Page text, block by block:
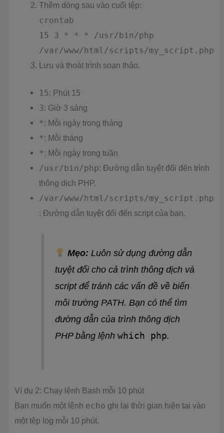
Thêm dòng sau vào cuối tệp:
crontab
15 3 * * * /usr/bin/php
/var/www/html/scripts/my_script.php
Lưu và thoát trình soạn thảo.
15: Phút 15
3: Giờ 3 sáng
*: Mỗi ngày trong tháng
*: Mỗi tháng
*: Mỗi ngày trong tuần
/usr/bin/php: Đường dẫn tuyệt đối đến trình
thông dịch PHP.
/var/www/html/scripts/my_script.php
: Đường dẫn tuyệt đối đến script của bạn.
Mẹo: Luôn sử dụng đường dẫn
tuyệt đối cho cả trình thông dịch và
script để tránh các vấn đề về biến
môi trường PATH. Bạn có thể tìm
đường dẫn của trình thông dịch
PHP bằng lệnh which php.
Ví dụ 2: Chạy lệnh Bash mỗi 10 phút
Bạn muốn một lệnh echo ghi lại thời gian hiện tại vào
một tệp log mỗi 10 phút.